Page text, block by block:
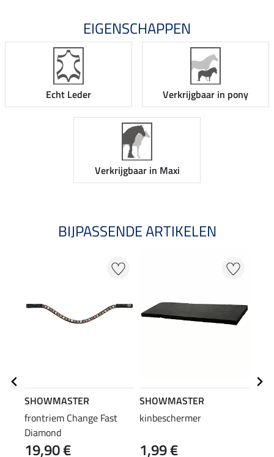
EIGENSCHAPPEN
Echt Leder Verkrijgbaar in pony
Verkrijgbaar in Maxi
BIJPASSENDE ARTIKELEN
SHOWMASTER
frontriem Change Fast
Diamond
19,90 €
SHOWMASTER
kinbeschermer
1,99 €